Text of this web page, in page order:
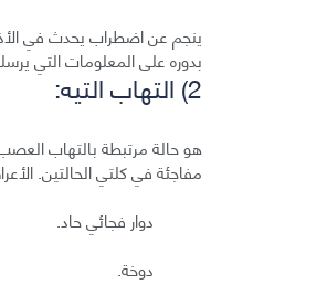
ينجم عن اضطراب يحدث في
بدوره على المعلومات التي
2) التهاب التيه:
هو حالة مرتبطة بالتهاب
مفاجئة في كلتي الحالتين.
دوار فجائي حاد.
دوخة.